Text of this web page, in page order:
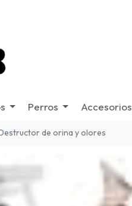
Perros Accesorios
de orina y olores